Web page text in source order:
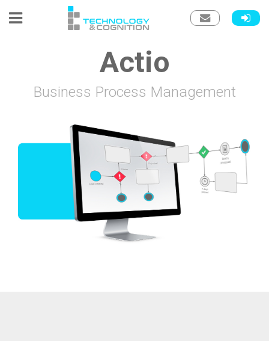
Actio
Business Process Management